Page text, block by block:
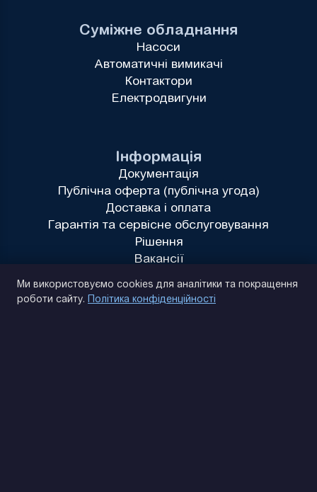
Інформація
Документація
Публічна оферта (публічна угода)
Доставка і оплата
Гарантія та сервісне обслуговування
Рішення
Вакансії
Суміжне обладнання
Насоси
Автоматичні вимикачі
Контактори
Електродвигуни
Ми використовуємо cookies для аналітики та покращення
роботи сайту. Політика конфіденційності